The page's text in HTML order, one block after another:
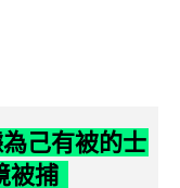
己有被的士
被捕